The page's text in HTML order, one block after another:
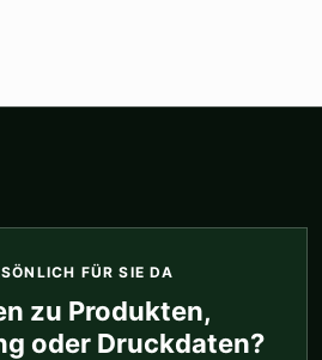
FÜR SIE DA
zu Produkten,
oder Druckdaten?